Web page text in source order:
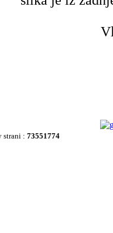
strani : 73551774